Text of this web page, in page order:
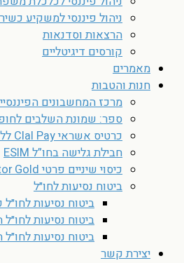
ניהול פיננסי למשקיע כשיר
הרצאות וסדנאות
קורסים דיגיטליים
מאמרים
חנות והטבות
מרכז המחשבונים
ספר: שמונת השלבים
כרטיס אשראי Clal Pay ללא דמי כרטיס
חבילת גלישה בחו”ל ESIM
כיסוי שיניים פרטי MyDoctor Gold
ביטוח נסיעות לחו״ל
ביטוח נסיעות
ביטוח נסיעות
ביטוח נסיעות
יצירת קשר